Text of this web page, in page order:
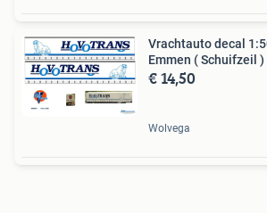
Vrachtauto decal
Emmen ( Schuifzeil
€ 14,50
Wolvega